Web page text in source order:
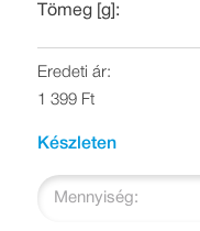
Tömeg [g]:
Eredeti ár:
1 399 Ft
Készleten
Mennyiség: